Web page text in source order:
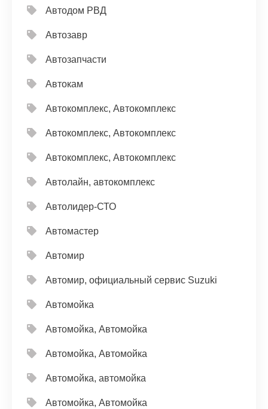
Автодом РВД
Автозавр
Автозапчасти
Автокам
Автокомплекс, Автокомплекс
Автокомплекс, Автокомплекс
Автокомплекс, Автокомплекс
Автолайн, автокомплекс
Автолидер-СТО
Автомастер
Автомир
Автомир, официальный сервис Suzuki
Автомойка
Автомойка, Автомойка
Автомойка, Автомойка
Автомойка, автомойка
Автомойка, Автомойка